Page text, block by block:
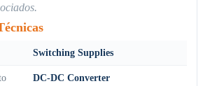
Switching Supplies
DC-DC Converter